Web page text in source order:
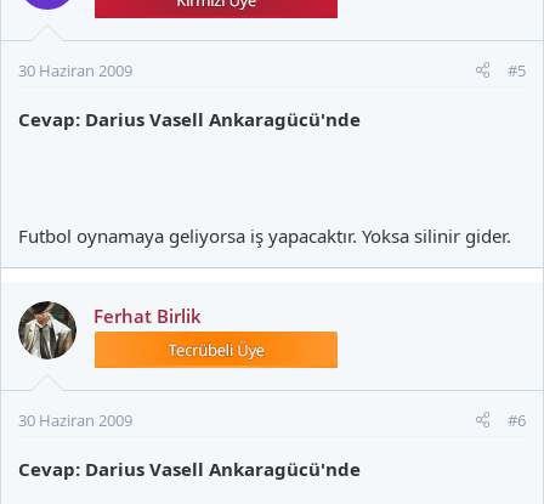
30 Haziran 2009 #5
Cevap: Darius Vasell Ankaragücü'nde
Futbol oynamaya geliyorsa iş yapacaktır. Yoksa silinir gider.
Ferhat Birlik
30 Haziran 2009 #6
Cevap: Darius Vasell Ankaragücü'nde